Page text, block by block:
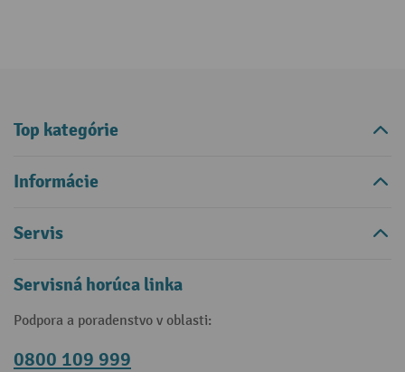
Top kategórie
Informácie
Servis
Servisná horúca linka
Podpora a poradenstvo v oblasti:
0800 109 999